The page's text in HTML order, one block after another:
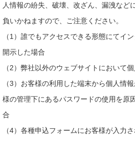
人情報の紛失、破壊、改ざん、漏洩など
負いかねますので、ご注意ください。
（1）誰でもアクセスできる形態にてイ
開示した場合
（2）弊社以外のウェブサイトにおいて
（3）お客様の利用した端末から個人情
様の管理下にあるパスワードの使用を原
合
（4）各種申込フォームにお客様が入力